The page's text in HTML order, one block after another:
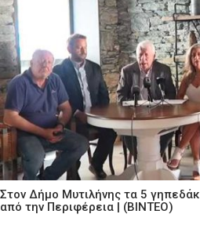
Στον Δήμο Μυτιλήνης τα 5
από την Περιφέρεια | (ΒΙΝΤΕΟ)